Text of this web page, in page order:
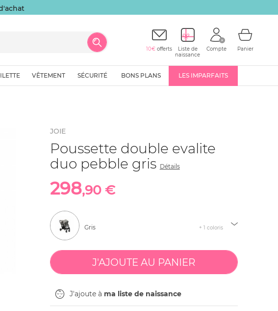
10€ offerts
Liste de
naissance
Compte Panier
VÊTEMENT SÉCURITÉ BONS PLANS LES IMPARFAITS
JOIE
Poussette double evalite
duo pebble gris Détails
298,90 €
Gris + 1 coloris
J'ajoute à ma liste de naissance